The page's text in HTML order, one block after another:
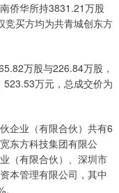
侨华所持3831.21万股
竞买方均为共青城创东方
万股与226.84万股，
万元，总成交价为
企业（有限合伙）共有6
东方科技集团有限公
（有限合伙）、深圳市
本管理有限公司，其中